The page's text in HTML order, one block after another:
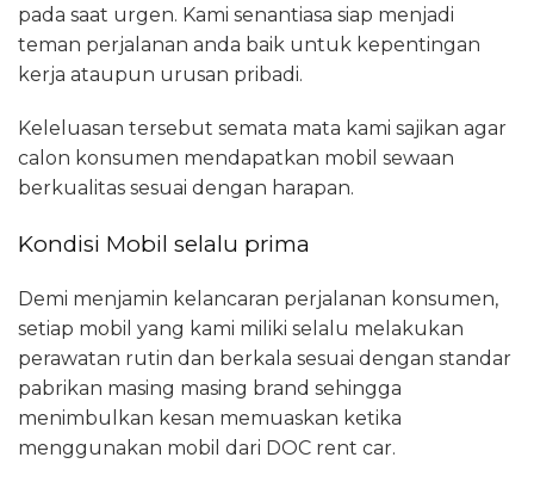
pada saat urgen. Kami senantiasa siap menjadi
teman perjalanan anda baik untuk kepentingan
kerja ataupun urusan pribadi.
Keleluasan tersebut semata mata kami sajikan agar
calon konsumen mendapatkan mobil sewaan
berkualitas sesuai dengan harapan.
Kondisi Mobil selalu prima
Demi menjamin kelancaran perjalanan konsumen,
setiap mobil yang kami miliki selalu melakukan
perawatan rutin dan berkala sesuai dengan standar
pabrikan masing masing brand sehingga
menimbulkan kesan memuaskan ketika
menggunakan mobil dari DOC rent car.